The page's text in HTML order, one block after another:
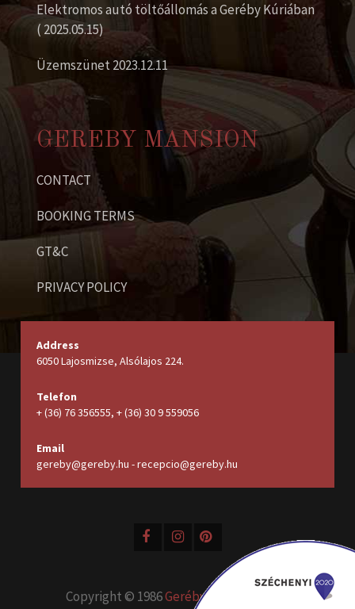
Elektromos autó töltőállomás a Geréby Kúriában
( 2025.05.15)
Üzemszünet 2023.12.11
GEREBY MANSION
CONTACT
BOOKING TERMS
GT&C
PRIVACY POLICY
Address
6050 Lajosmizse, Alsólajos 224.
Telefon
+ (36) 76 356555, + (36) 30 9 559056
Email
gereby@gereby.hu - recepcio@gereby.hu
Copyright © 1986Geréby Kúria Hotel és